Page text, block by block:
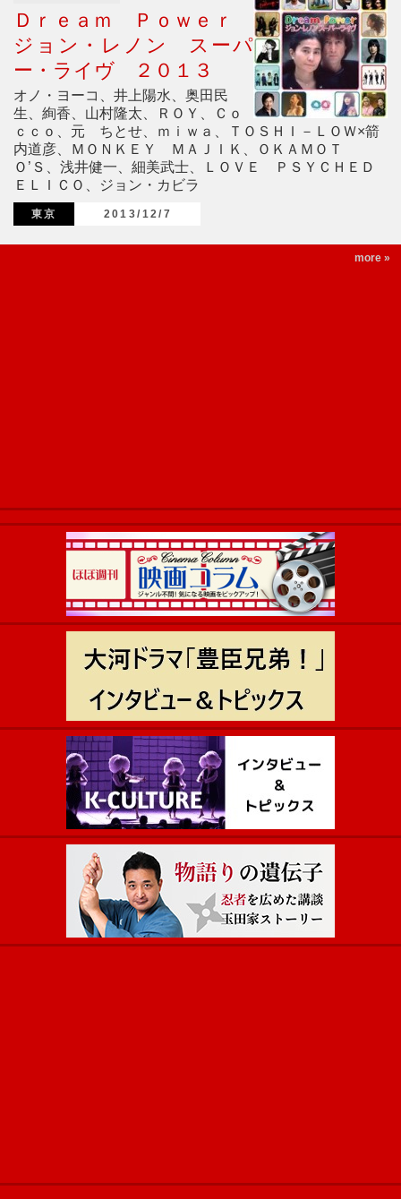
Ｄｒｅａｍ Ｐｏｗｅｒ
ジョン・レノン スーパ
ー・ライヴ ２０１３
オノ・ヨーコ、井上陽水、奥田民
生、絢香、山村隆太、ＲＯＹ、Ｃｏ
ｃｃｏ、元 ちとせ、ｍｉｗａ、ＴＯＳＨＩ－ＬＯＷ×箭
内道彦、ＭＯＮＫＥＹ ＭＡＪＩＫ、ＯＫＡＭＯＴ
Ｏ’Ｓ、浅井健一、細美武士、ＬＯＶＥ ＰＳＹＣＨＥＤ
ＥＬＩＣＯ、ジョン・カビラ
東京 2013/12/7
more »